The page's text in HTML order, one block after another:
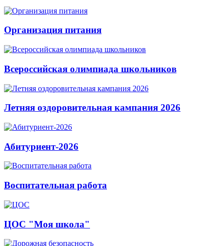
Организация питания
Всероссийская олимпиада школьников
Летняя оздоровительная кампания 2026
Абитуриент-2026
Воспитательная работа
ЦОС "Моя школа"